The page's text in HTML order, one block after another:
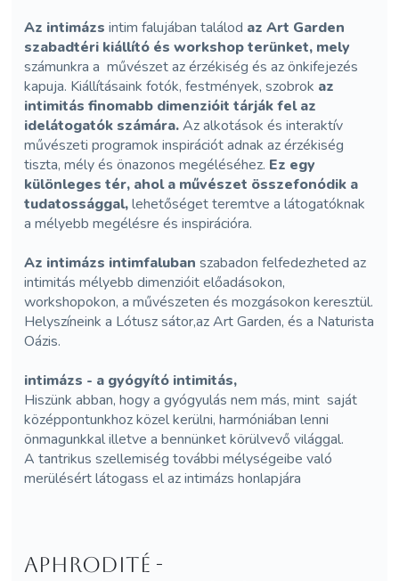
Az intimázs intim falujában találod az Art Garden
szabadtéri kiállító és workshop terünket, mely
számunkra a művészet az érzékiség és az önkifejezés
kapuja. Kiállításaink fotók, festmények, szobrok az
intimitás finomabb dimenzióit tárják fel az
idelátogatók számára.Az alkotások és interaktív
művészeti programok inspirációt adnak az érzékiség
tiszta, mély és önazonos megéléséhez. Ez egy
különleges tér, ahol a művészet összefonódik a
tudatossággal,lehetőséget teremtve a látogatóknak
a mélyebb megélésre és inspirációra.
Az intimázs intimfaluban szabadon felfedezheted az
intimitás mélyebb dimenzióit előadásokon,
workshopokon, a művészeten és mozgásokon keresztül.
Helyszíneink a Lótusz sátor,az Art Garden, és a Naturista
Oázis.
intimázs - a gyógyító intimitás,
Hiszünk abban, hogy a gyógyulás nem más, mint saját
középpontunkhoz közel kerülni, harmóniában lenni
önmagunkkal illetve a bennünket körülvevő világgal.
A tantrikus szellemiség további mélységeibe való
merülésért látogass el az intimázs honlapjára
Aphrodité -